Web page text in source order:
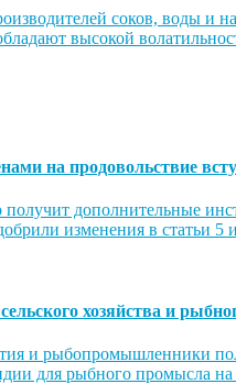
соков, воды и
высокой
на продовольствие
получит дополнительные
изменения в статьи 5
хозяйства и
и рыбопромышленники
для рыбного